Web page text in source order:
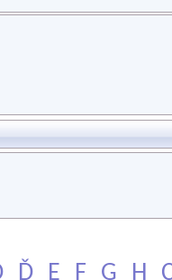
Ď E F G H